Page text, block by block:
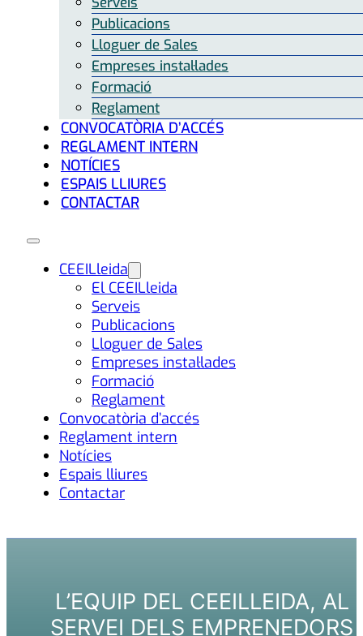
Publicacions
Lloguer de Sales
Empreses instal·lades
Formació
Reglament
CONVOCATÒRIA D’ACCÉS
REGLAMENT INTERN
NOTÍCIES
ESPAIS LLIURES
CONTACTAR
CEEILleida
El CEEILleida
Serveis
Publicacions
Lloguer de Sales
Empreses instal·lades
Formació
Reglament
Convocatòria d’accés
Reglament intern
Notícies
Espais lliures
Contactar
L’EQUIP DEL CEEILLEIDA, AL
SERVEI DELS EMPRENEDORS